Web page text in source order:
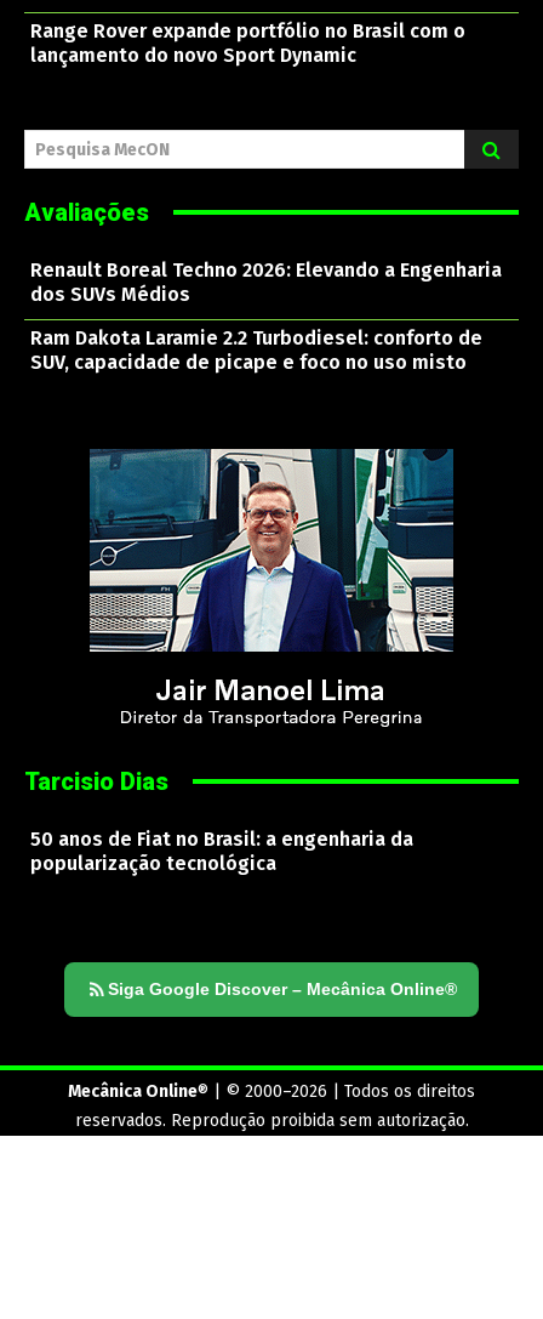
Range Rover expande portfólio no Brasil com o
lançamento do novo Sport Dynamic
Pesquisa MecON
Avaliações
Renault Boreal Techno 2026: Elevando a Engenharia
dos SUVs Médios
Ram Dakota Laramie 2.2 Turbodiesel: conforto de
SUV, capacidade de picape e foco no uso misto
Tarcisio Dias
50 anos de Fiat no Brasil: a engenharia da
popularização tecnológica
Siga Google Discover – Mecânica Online®
Mecânica Online® | © 2000–2026 | Todos os direitos
reservados. Reprodução proibida sem autorização.